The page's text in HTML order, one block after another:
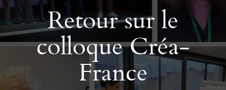
Retour sur le
colloque Créa-
France